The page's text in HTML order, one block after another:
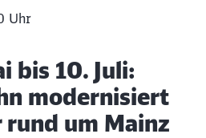
Uhr
bis 10. Juli:
modernisiert
um Mainz